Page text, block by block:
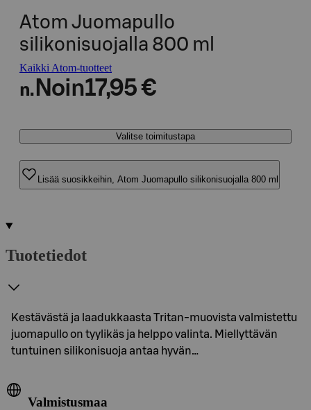
Atom Juomapullo
silikonisuojalla 800 ml
Kaikki Atom-tuotteet
n. Noin17,95 €
Valitse toimitustapa
Lisää suosikkeihin, Atom Juomapullo silikonisuojalla 800 ml
Tuotetiedot
Kestävästä ja laadukkaasta Tritan-muovista valmistettu
juomapullo on tyylikäs ja helppo valinta. Miellyttävän
tuntuinen silikonisuoja antaa hyvän…
Valmistusmaa